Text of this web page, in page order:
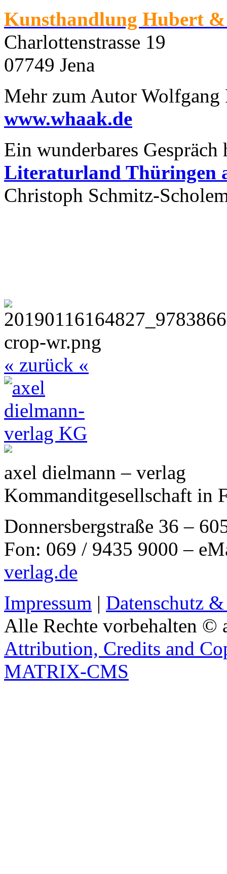
Kunsthandlung Hubert
Charlottenstrasse 19
07749 Jena
Mehr zum Autor Wolfgang
www.whaak.de
Ein wunderbares
Literaturland Thüringen
Christoph Schmitz-
« zurück «
axel dielmann – verlag
Kommanditgesellschaft in
Donnersbergstraße 36 –
Fon: 069 / 9435 9000 –
verlag.de
Impressum | Datenschutz
Alle Rechte vorbehalten ©
Attribution, Credits and
MATRIX-CMS